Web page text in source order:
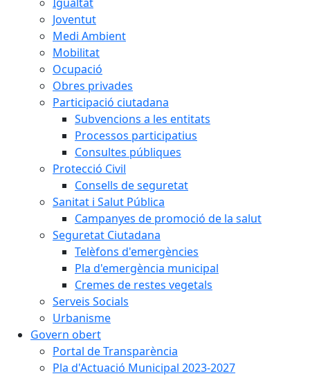
Joventut
Medi Ambient
Mobilitat
Ocupació
Obres privades
Participació ciutadana
Subvencions a les entitats
Processos participatius
Consultes públiques
Protecció Civil
Consells de seguretat
Sanitat i Salut Pública
Campanyes de promoció de la salut
Seguretat Ciutadana
Telèfons d'emergències
Pla d'emergència municipal
Cremes de restes vegetals
Serveis Socials
Urbanisme
Govern obert
Portal de Transparència
Pla d'Actuació Municipal 2023-2027